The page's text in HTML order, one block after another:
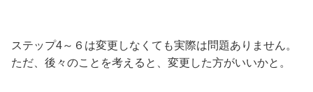
ステップ4～６は変更しなくても実際は問題ありません。
ただ、後々のことを考えると、変更した方がいいかと。